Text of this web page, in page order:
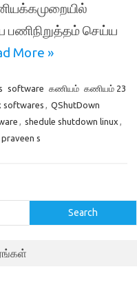
பணிநிறுத்தம் செய்ய
More »
software கணியம் கணியம் 23
softwares , QShutDown
, shedule shutdown linux ,
s
Search